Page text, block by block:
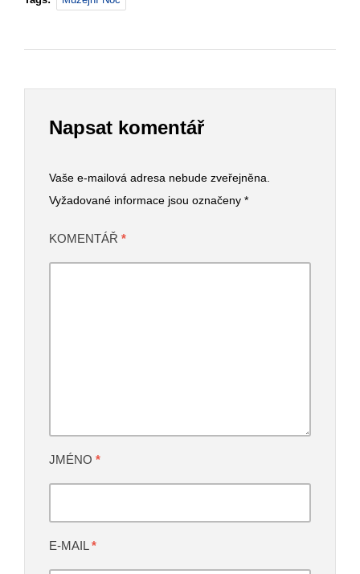
Napsat komentář
Vaše e-mailová adresa nebude zveřejněna.
Vyžadované informace jsou označeny *
KOMENTÁŘ *
JMÉNO *
E-MAIL *